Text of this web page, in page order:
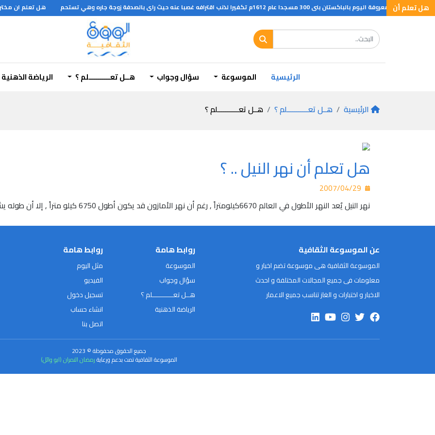
هل تعلم أن
بنى 300 مسجدا عام 1612م تكفيرا لذنب اقترافه غصبا عنه حيث راى بالصدفة زوجة جاره وهي تستحم هل تعلم ان
الرئيسية الموسوعة سؤال وجواب هــل تعـــــــــــلم ؟ الرياضة الذهنية
الرئيسية هــل تعـــــــــــلم ؟ هــل تعـــــــــــلم ؟
هل تعلم أن نهر النيل .. ؟
نهر النيل يٌعد النهر الأطول في العالم 6670كيلومتراً , رغم أن نهر الأمازون قد يكون أطول 6750 كيلو متراً , إلا أن طوله يشتمل على روافد لا تحمل اسمه
عن الموسوعة الثقافية
الموسوعة الثقافية هى موسوعة تضم اخبار و
معلومات فى جميع المجالات المختلفة و احدث
الاخبار و اختبارات و الغاز تناسب جميع الاعمار
روابط هامة
الموسوعة
سؤال وجواب
هــل تعـــــــــــلم ؟
الرياضة الذهنية
روابط هامة
مثل اليوم
الفيديو
تسجيل دخول
انشاء حساب
اتصل بنا
جميع الحقوق محفوظة © 2023
الموسوعة الثقافية تمت بدعم ورعايةرمضان النمران (ابو وائل)